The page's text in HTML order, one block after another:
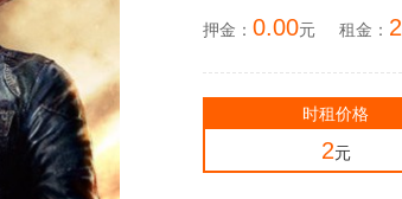
押金： 0.00元 租金： 2
时租价格
2元